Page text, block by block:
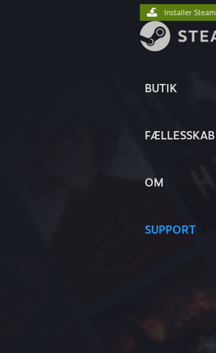
BUTIK
FÆLLESSKAB
OM
SUPPORT
Installer Steam